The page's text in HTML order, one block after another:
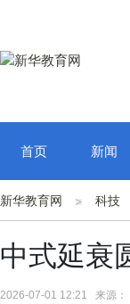
首页 新闻
新华教育网 科技
中式延衰
2026-07-01 12:21 来源：